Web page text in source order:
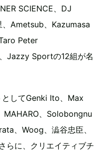
SCIENCE、DJ
Ametsub、Kazumasa
Peter
Jazzy Sportの12組が名
としてGenki Ito、Max
MAHARO、Solobongnu
、Woog、澁谷忠臣、
らに、クリエイティブチ